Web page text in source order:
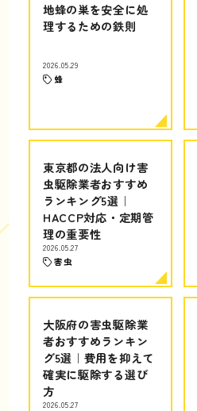
地蜂の巣を安全に処
理するための鉄則
2026.05.29
蜂
東京都の法人向け害
虫駆除業者おすすめ
ランキング5選｜
HACCP対応・定期管
理の重要性
2026.05.27
害虫
大阪府の害虫駆除業
者おすすめランキン
グ5選｜費用を抑えて
確実に駆除する選び
方
2026.05.27